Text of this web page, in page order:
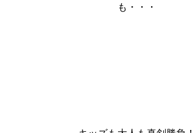
も・・・